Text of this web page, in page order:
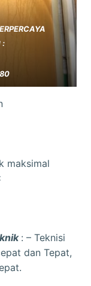
:
maksimal
: – Teknisi
dan Tepat,